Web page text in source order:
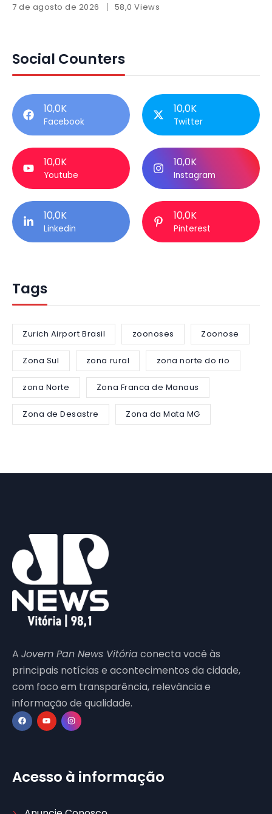
7 de agosto de 2026 58,0 Views
Social Counters
10,0K
Facebook
10,0K
Twitter
10,0K
Youtube
10,0K
Instagram
10,0K
Linkedin
10,0K
Pinterest
Tags
Zurich Airport Brasil zoonoses Zoonose
Zona Sul zona rural zona norte do rio
zona Norte Zona Franca de Manaus
Zona de Desastre Zona da Mata MG
A Jovem Pan News Vitóriaconecta você às
principais notícias e acontecimentos da cidade,
com foco em transparência, relevância e
informação de qualidade.
Acesso à informação